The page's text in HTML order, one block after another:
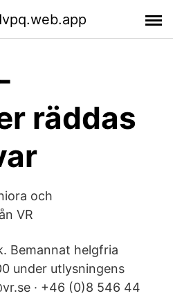
räddas
och
VR
Bemannat helgfria
under utlysningens
· +46 (0)8 546 44